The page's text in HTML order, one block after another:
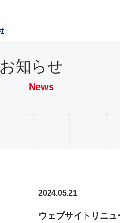
お知らせ
News
2024.05.21
ウェブサイトリニ